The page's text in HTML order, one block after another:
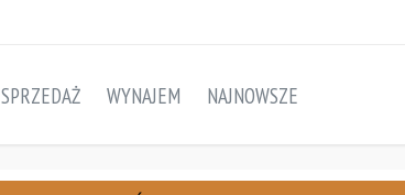
SPRZEDAŻ WYNAJEM NAJNOWSZE